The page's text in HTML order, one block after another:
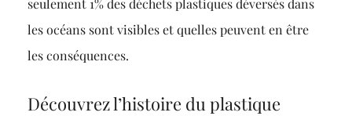
seulement 1% des déchets plastiques déversés dans
les océans sont visibles et quelles peuvent en être
les conséquences.
Découvrez l’histoire du plastique